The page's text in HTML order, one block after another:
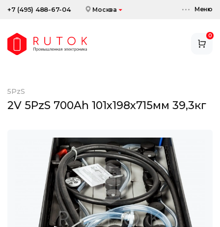
+7 (495) 488-67-04 Москва Меню
0
АККУМУЛЯТОРЫ
5PzS
2V 5PzS 700Ah 101x198x715мм 39,3кг